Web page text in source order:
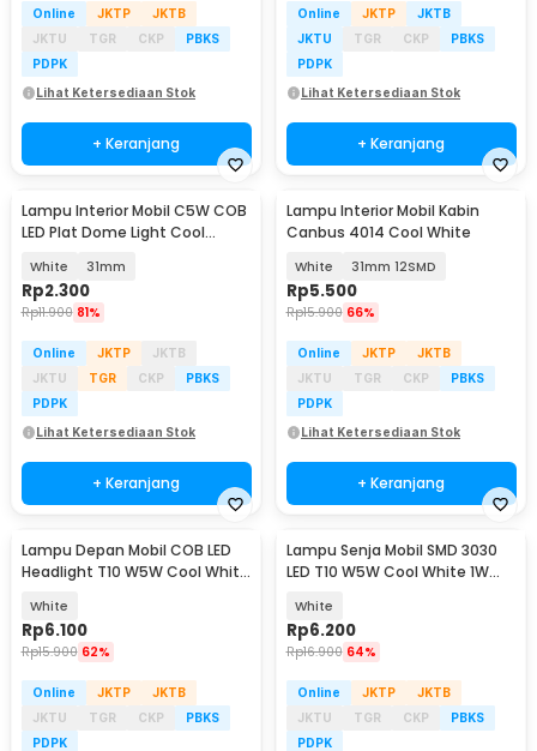
Online JKTP
JKTB
JKTU
TGR CKP
PBKS
PDPK
Lihat Ketersediaan Stok
+ Keranjang
Online JKTP
JKTB
JKTU
TGR CKP
PBKS
PDPK
Lihat Ketersediaan Stok
+ Keranjang
Lampu Interior Mobil C5W COB
LED Plat Dome Light Cool
White 31mm
Rp2.300
Rp11.900 81%
Online JKTP
JKTB
JKTU
TGR CKP
PBKS
PDPK
Lihat Ketersediaan Stok
+ Keranjang
Lampu Interior Mobil Kabin
Canbus 4014 Cool White
White 31mm 12SMD
Rp5.500
Rp15.900 66%
Online JKTP
JKTB
JKTU
TGR CKP
PBKS
PDPK
Lihat Ketersediaan Stok
+ Keranjang
Lampu Depan Mobil COB LED
Headlight T10 W5W Cool White
White
Rp6.100
Rp15.900 62%
Online JKTP
JKTB
JKTU
TGR CKP
PBKS
PDPK
Lampu Senja Mobil SMD 3030
LED T10 W5W Cool White 1W
White
Rp6.200
Rp16.900 64%
Online JKTP
JKTB
JKTU
TGR CKP
PBKS
PDPK